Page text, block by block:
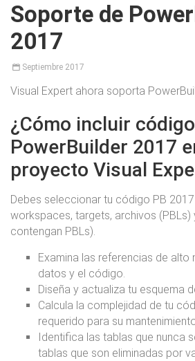
Soporte de
2017
Septiembre 2017
Visual Expert ahora soporta
¿Cómo incluir
PowerBuilder 2017
proyecto Visual
Debes seleccionar tu código PB
workspaces, targets, archivos
contengan PBLs).
Examina las referencias de alto
datos y el código.
Diseña y actualiza tu esquema
Calcula la complejidad de tu
requerido para su
Identifica las tablas que nunca
tablas que son eliminadas por